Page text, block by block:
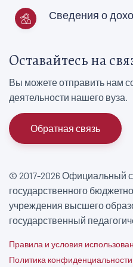
Сведения о
Оставайтесь на
Вы можете отправить нам
деятельности нашего вуза.
Обратная связь
© 2017-2026 Официальный
государственного
учреждения высшего
государственный
Правила и условия
Политика конфиденциальности